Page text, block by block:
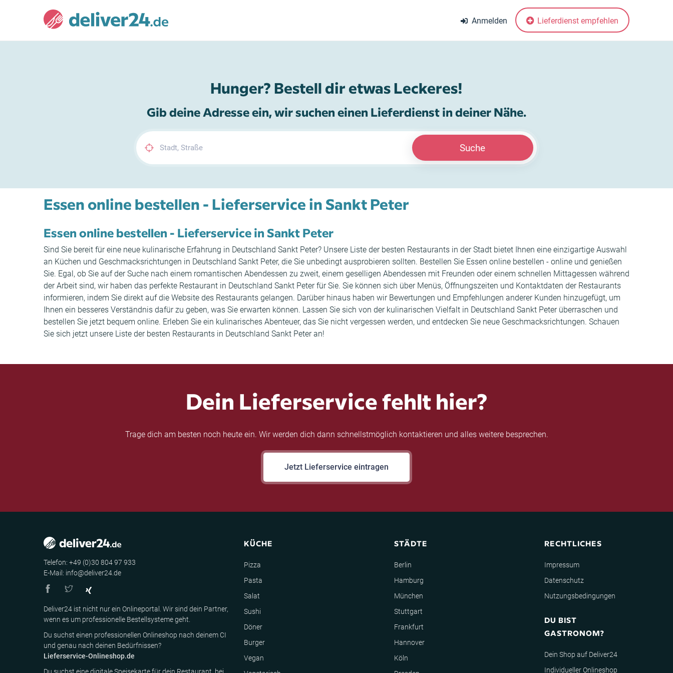
Anmelden Lieferdienst empfehlen
Hunger? Bestell dir etwas Leckeres!
Gib deine Adresse ein, wir suchen einen Lieferdienst in deiner Nähe.
Suche
Essen online bestellen - Lieferservice in Sankt Peter
Essen online bestellen - Lieferservice in Sankt Peter
Sind Sie bereit für eine neue kulinarische Erfahrung in Deutschland Sankt Peter? Unsere Liste der besten Restaurants in der Stadt bietet Ihnen eine einzigartige Auswahl
an Küchen und Geschmacksrichtungen in Deutschland Sankt Peter, die Sie unbedingt ausprobieren sollten. Bestellen Sie Essen online bestellen - online und genießen
Sie. Egal, ob Sie auf der Suche nach einem romantischen Abendessen zu zweit, einem geselligen Abendessen mit Freunden oder einem schnellen Mittagessen während
der Arbeit sind, wir haben das perfekte Restaurant in Deutschland Sankt Peter für Sie. Sie können sich über Menüs, Öffnungszeiten und Kontaktdaten der Restaurants
informieren, indem Sie direkt auf die Website des Restaurants gelangen. Darüber hinaus haben wir Bewertungen und Empfehlungen anderer Kunden hinzugefügt, um
Ihnen ein besseres Verständnis dafür zu geben, was Sie erwarten können. Lassen Sie sich von der kulinarischen Vielfalt in Deutschland Sankt Peter überraschen und
bestellen Sie jetzt bequem online. Erleben Sie ein kulinarisches Abenteuer, das Sie nicht vergessen werden, und entdecken Sie neue Geschmacksrichtungen. Schauen
Sie sich jetzt unsere Liste der besten Restaurants in Deutschland Sankt Peter an!
Dein Lieferservice fehlt hier?
Trage dich am besten noch heute ein. Wir werden dich dann schnellstmöglich kontaktieren und alles weitere besprechen.
Jetzt Lieferservice eintragen
Telefon: +49 (0)30 804 97 933
E-Mail: info@deliver24.de
Deliver24 ist nicht nur ein Onlineportal. Wir sind dein Partner,
wenn es um professionelle Bestellsysteme geht.
Du suchst einen professionellen Onlineshop nach deinem CI
und genau nach deinen Bedürfnissen?
Lieferservice-Onlineshop.de
KÜCHE
Pizza
Pasta
Salat
Sushi
Döner
Burger
Vegan
STÄDTE
Berlin
Hamburg
München
Stuttgart
Frankfurt
Hannover
Köln
RECHTLICHES
Impressum
Datenschutz
Nutzungsbedingungen
DU BIST
GASTRONOM?
Dein Shop auf Deliver24
Individueller Onlineshop